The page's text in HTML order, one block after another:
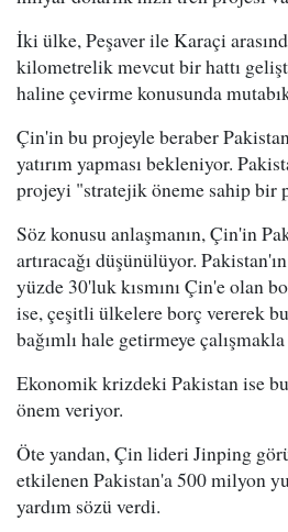
İki ülke, Peşaver ile Karaçi
kilometrelik mevcut bir hattı
haline çevirme konusunda
Çin'in bu projeyle beraber
yatırım yapması bekleniyor.
projeyi "stratejik öneme sahip bir
Söz konusu anlaşmanın, Çin'in
artıracağı düşünülüyor.
yüzde 30'luk kısmını Çin'e olan
ise, çeşitli ülkelere borç vererek
bağımlı hale getirmeye
Ekonomik krizdeki Pakistan ise
önem veriyor.
Öte yandan, Çin lideri Jinping
etkilenen Pakistan'a 500 milyon
yardım sözü verdi.